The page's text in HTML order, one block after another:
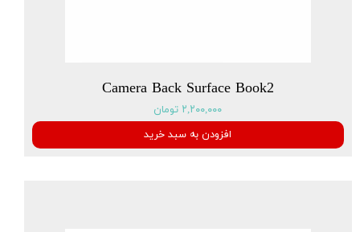
Camera Back Surface Book2
۲,۲۰۰,۰۰۰ تومان
افزودن به سبد خرید